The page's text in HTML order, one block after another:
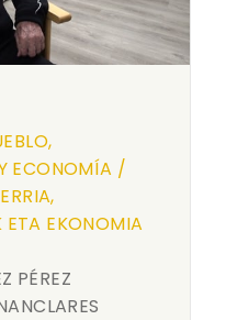
ECONOMÍA /
ETA EKONOMIA
PÉREZ